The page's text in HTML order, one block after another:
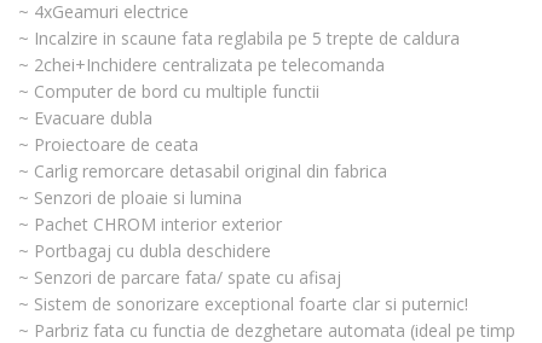
~ 4xGeamuri electrice
~ Incalzire in scaune fata reglabila pe 5 trepte de caldura
~ 2chei+Inchidere centralizata pe telecomanda
~ Computer de bord cu multiple functii
~ Evacuare dubla
~ Proiectoare de ceata
~ Carlig remorcare detasabil original din fabrica
~ Senzori de ploaie si lumina
~ Pachet CHROM interior exterior
~ Portbagaj cu dubla deschidere
~ Senzori de parcare fata/ spate cu afisaj
~ Sistem de sonorizare exceptional foarte clar si puternic!
~ Parbriz fata cu functia de dezghetare automata (ideal pe timp